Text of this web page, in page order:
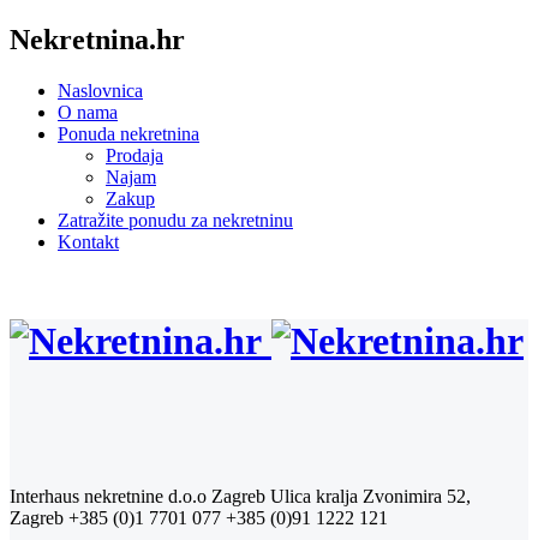
Nekretnina.hr
Naslovnica
O nama
Ponuda nekretnina
Prodaja
Najam
Zakup
Zatražite ponudu za nekretninu
Kontakt
Interhaus nekretnine d.o.o Zagreb Ulica kralja Zvonimira 52,
Zagreb +385 (0)1 7701 077 +385 (0)91 1222 121